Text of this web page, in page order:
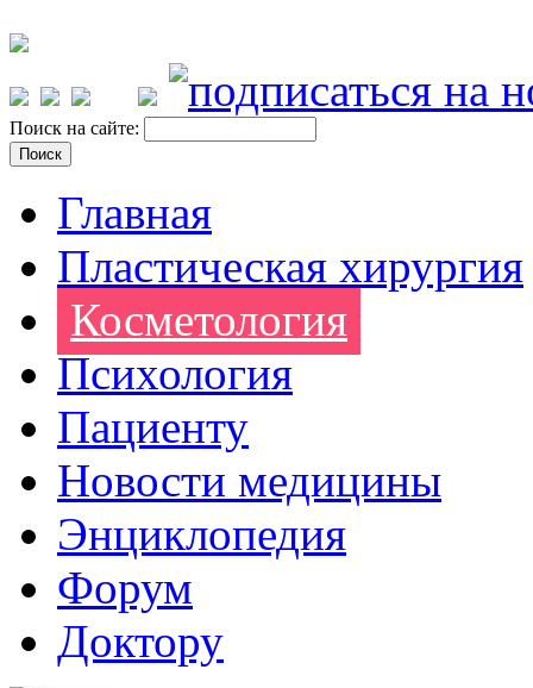
Поиск на сайте:
Главная
Пластическая хирургия
Косметология
Психология
Пациенту
Новости медицины
Энциклопедия
Форум
Доктору